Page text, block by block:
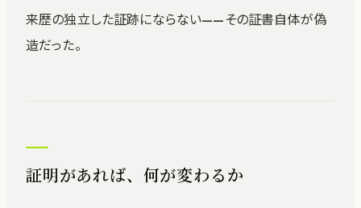
来歴の独立した証跡にならない——その証書自体が偽
造だった。
証明があれば、何が変わるか